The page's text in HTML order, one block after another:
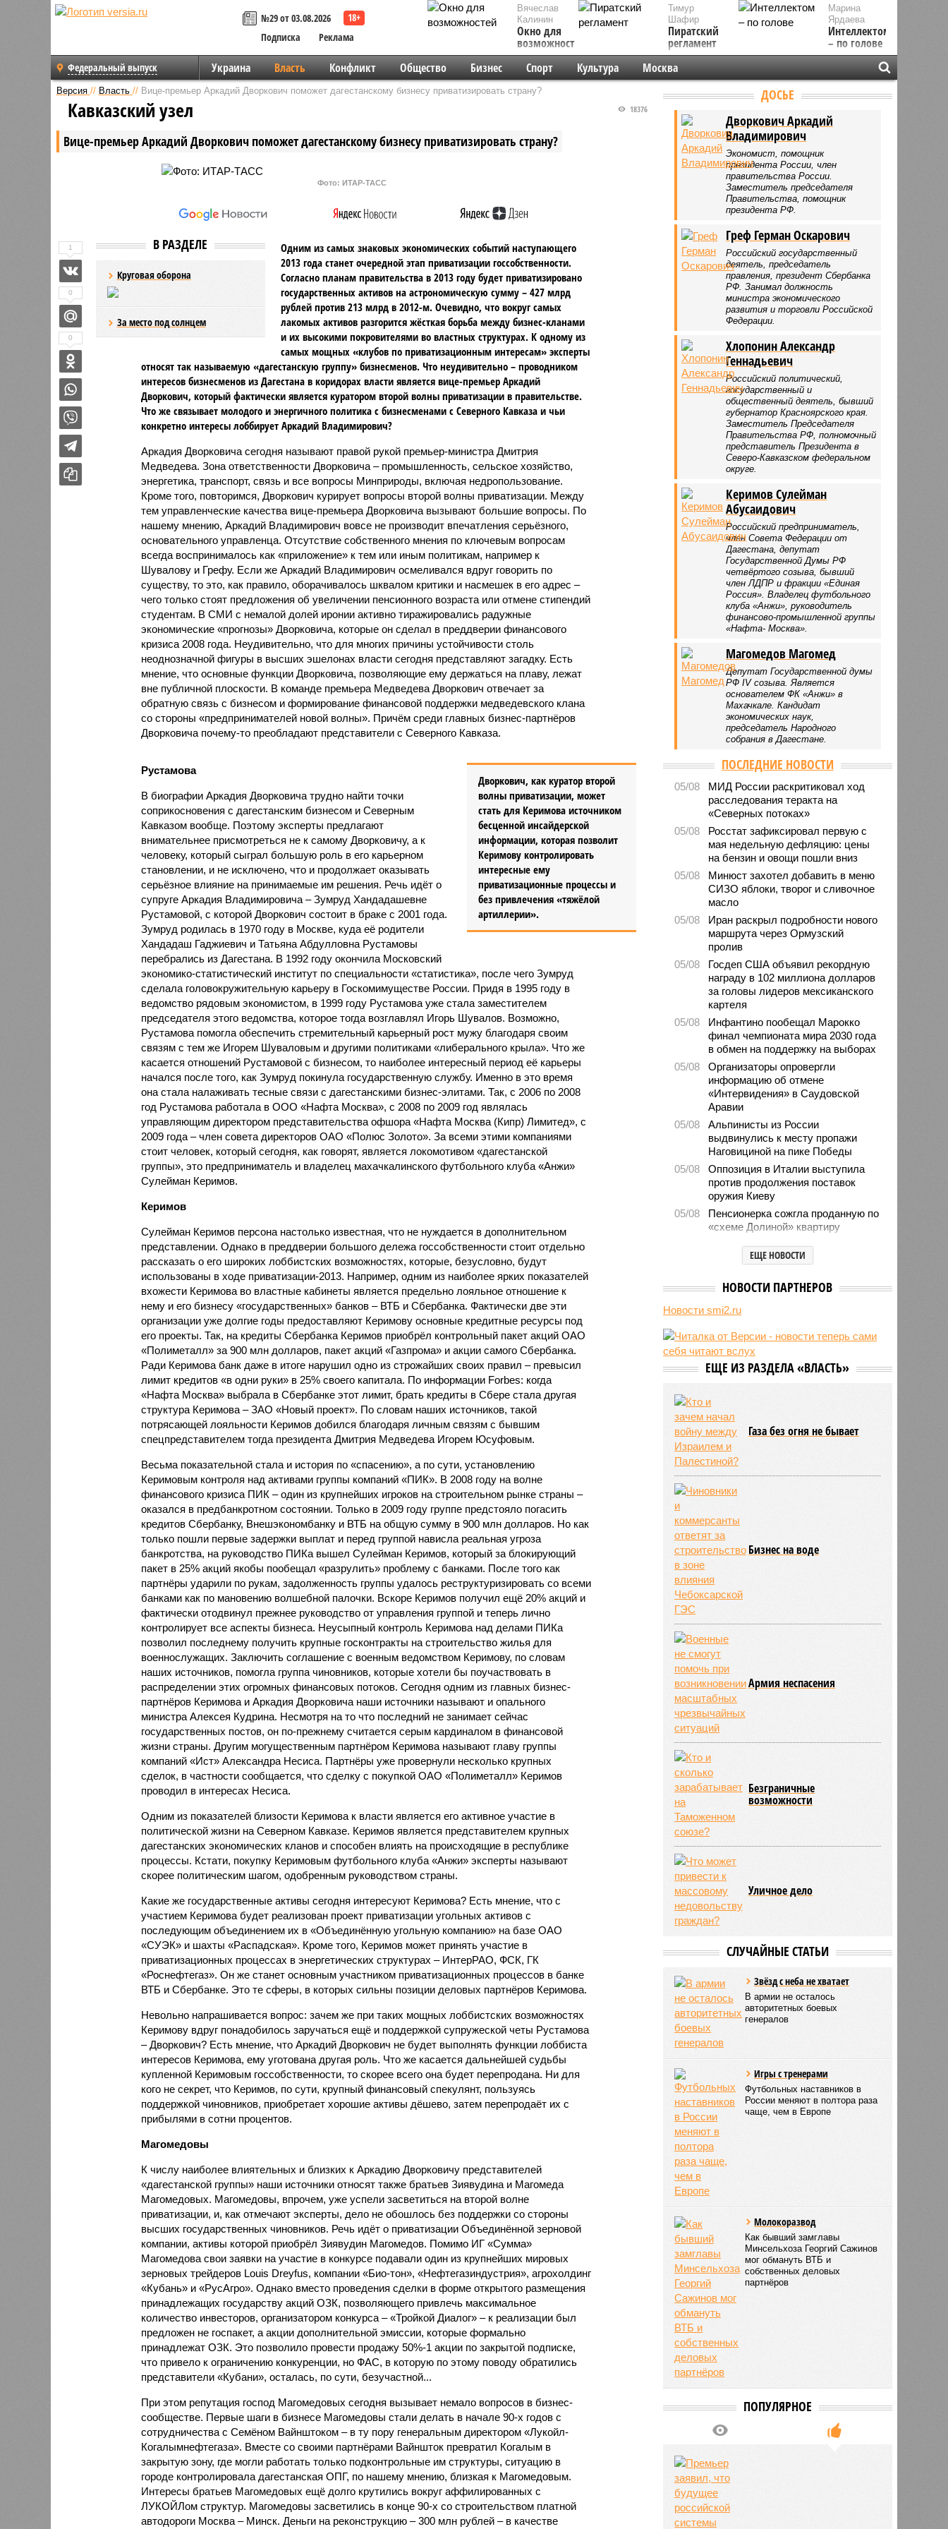
№29 от 03.08.2026
Подписка
Реклама
Вячеслав
Калинин
Окно для
возможностей
Марина
Ярдаева
Интеллектом
– по голове
Тимур
Шафир
Пиратский
регламент
Федеральный выпуск Украина Власть Конфликт Общество Бизнес Спорт Культура Москва
Версия // Власть // Вице-премьер Аркадий Дворкович поможет дагестанскому бизнесу приватизировать страну?
Вице-премьер Аркадий Дворкович поможет дагестанскому бизнесу приватизировать страну?
18376
Кавказский узел
Фото: ИТАР-ТАСС
В РАЗДЕЛЕ
Круговая оборона
За место под солнцем
Одним из самых знаковых экономических событий наступающего
2013 года станет очередной этап приватизации госсобственности.
Согласно планам правительства в 2013 году будет приватизировано
государственных активов на астрономическую сумму – 427 млрд
рублей против 213 млрд в 2012-м. Очевидно, что вокруг самых
лакомых активов разгорится жёсткая борьба между бизнес-кланами
и их высокими покровителями во властных структурах. К одному из
самых мощных «клубов по приватизационным интересам» эксперты
относят так называемую «дагестанскую группу» бизнесменов. Что неудивительно – проводником
интересов бизнесменов из Дагестана в коридорах власти является вице-премьер Аркадий
Дворкович, который фактически является куратором второй волны приватизации в правительстве.
Что же связывает молодого и энергичного политика с бизнесменами с Северного Кавказа и чьи
конкретно интересы лоббирует Аркадий Владимирович?
Аркадия Дворковича сегодня называют правой рукой премьер-министра Дмитрия
Медведева. Зона ответственности Дворковича – промышленность, сельское хозяйство,
энергетика, транспорт, связь и все вопросы Минприроды, включая недропользование.
Кроме того, повторимся, Дворкович курирует вопросы второй волны приватизации. Между
тем управленческие качества вице-премьера Дворковича вызывают большие вопросы. По
нашему мнению, Аркадий Владимирович вовсе не производит впечатления серьёзного,
основательного управленца. Отсутствие собственного мнения по ключевым вопросам
всегда воспринималось как «приложение» к тем или иным политикам, например к
Шувалову и Грефу. Если же Аркадий Владимирович осмеливался вдруг говорить по
существу, то это, как правило, оборачивалось шквалом критики и насмешек в его адрес –
чего только стоят предложения об увеличении пенсионного возраста или отмене стипендий
студентам. В СМИ с немалой долей иронии активно тиражировались радужные
экономические «прогнозы» Дворковича, которые он сделал в преддверии финансового
кризиса 2008 года. Неудивительно, что для многих причины устойчивости столь
неоднозначной фигуры в высших эшелонах власти сегодня представляют загадку. Есть
мнение, что основные функции Дворковича, позволяющие ему держаться на плаву, лежат
вне публичной плоскости. В команде премьера Медведева Дворкович отвечает за
обратную связь с бизнесом и формирование финансовой поддержки медведевского клана
со стороны «предпринимателей новой волны». Причём среди главных бизнес-партнёров
Дворковича почему-то преобладают представители с Северного Кавказа.
Дворкович, как куратор второй
волны приватизации, может
стать для Керимова источником
бесценной инсайдерской
информации, которая позволит
Керимову контролировать
интересные ему
приватизационные процессы и
без привлечения «тяжёлой
артиллерии».
Рустамова
В биографии Аркадия Дворковича трудно найти точки
соприкосновения с дагестанским бизнесом и Северным
Кавказом вообще. Поэтому эксперты предлагают
внимательнее присмотреться не к самому Дворковичу, а к
человеку, который сыграл большую роль в его карьерном
становлении, и не исключено, что и продолжает оказывать
серьёзное влияние на принимаемые им решения. Речь идёт о
супруге Аркадия Владимировича – Зумруд Хандадашевне
Рустамовой, с которой Дворкович состоит в браке с 2001 года.
Зумруд родилась в 1970 году в Москве, куда её родители
Хандадаш Гаджиевич и Татьяна Абдулловна Рустамовы
перебрались из Дагестана. В 1992 году окончила Московский
экономико-статистический институт по специальности «статистика», после чего Зумруд
сделала головокружительную карьеру в Госком­имуществе России. Придя в 1995 году в
ведомство рядовым экономистом, в 1999 году Рустамова уже стала заместителем
председателя этого ведомства, которое тогда возглавлял Игорь Шувалов. Возможно,
Рустамова помогла обеспечить стремительный карьерный рост мужу благодаря своим
связям с тем же Игорем Шуваловым и другими политиками «либерального крыла». Что же
касается отношений Рустамовой с бизнесом, то наиболее интересный период её карьеры
начался после того, как Зумруд покинула государственную службу. Именно в это время
она стала налаживать тесные связи с дагестанскими бизнес-элитами. Так, с 2006 по 2008
год Рустамова работала в ООО «Нафта Москва», с 2008 по 2009 год являлась
управляющим директором представительства офшора «Нафта Москва (Кипр) Лимитед», с
2009 года – член совета директоров ОАО «Полюс Золото». За всеми этими компаниями
стоит человек, который сегодня, как говорят, является локомотивом «дагестанской
группы», это предприниматель и владелец махачкалинского футбольного клуба «Анжи»
Сулейман Керимов.
Керимов
Сулейман Керимов персона настолько известная, что не нуждается в дополнительном
представлении. Однако в преддверии большого дележа госсобственности стоит отдельно
рассказать о его широких лоббистских возможностях, которые, безусловно, будут
использованы в ходе приватизации-2013. Например, одним из наиболее ярких показателей
вхожести Керимова во властные кабинеты является предельно лояльное отношение к
нему и его бизнесу «государственных» банков – ВТБ и Сбербанка. Фактически две эти
организации уже долгие годы предоставляют Керимову основные кредитные ресурсы под
его проекты. Так, на кредиты Сбербанка Керимов приобрёл контрольный пакет акций ОАО
«Полиметалл» за 900 млн долларов, пакет акций «Газпрома» и акции самого Сбербанка.
Ради Керимова банк даже в итоге нарушил одно из строжайших своих правил – превысил
лимит кредитов «в одни руки» в 25% своего капитала. По информации Forbes: когда
«Нафта Москва» выбрала в Сбербанке этот лимит, брать кредиты в Сбере стала другая
структура Керимова – ЗАО «Новый проект». По словам наших источников, такой
потрясающей лояльности Керимов добился благодаря личным связям с бывшим
спецпредставителем тогда президента Дмитрия Медведева Игорем Юсуфовым.
Весьма показательной стала и история по «спасению», а по сути, установлению
Керимовым контроля над активами группы компаний «ПИК». В 2008 году на волне
финансового кризиса ПИК – один из крупнейших игроков на строительном рынке страны –
оказался в предбанкротном состоянии. Только в 2009 году группе предстояло погасить
кредитов Сбербанку, Внешэкономбанку и ВТБ на общую сумму в 900 млн долларов. Но как
только пошли первые задержки выплат и перед группой нависла реальная угроза
банкротства, на руководство ПИКа вышел Сулейман Керимов, который за блокирующий
пакет в 25% акций якобы пообещал «разрулить» проблему с банками. После того как
партнёры ударили по рукам, задолженность группы удалось реструктуризировать со всеми
банками как по мановению волшебной палочки. Вскоре Керимов получил ещё 20% акций и
фактически отодвинул прежнее руководство от управления группой и теперь лично
контролирует все аспекты бизнеса. Неусыпный контроль Керимова над делами ПИКа
позволил последнему получить крупные госконтракты на строительство жилья для
военнослужащих. Заключить соглашение с военным ведомством Керимову, по словам
наших источников, помогла группа чиновников, которые хотели бы поучаствовать в
распределении этих огромных финансовых потоков. Сегодня одним из главных бизнес-
партнёров Керимова и Аркадия Дворковича наши источники называют и опального
министра Алексея Кудрина. Несмотря на то что последний не занимает сейчас
государственных постов, он по-прежнему считается серым кардиналом в финансовой
жизни страны. Другим могущественным партнёром Керимова называют главу группы
компаний «Ист» Александра Несиса. Партнёры уже провернули несколько крупных
сделок, в частности сообщается, что сделку с покупкой ОАО «Полиметалл» Керимов
проводил в интересах Несиса.
Одним из показателей близости Керимова к власти является его активное участие в
политической жизни на Северном Кавказе. Керимов является представителем крупных
дагестанских экономических кланов и способен влиять на происходящие в республике
процессы. Кстати, покупку Керимовым футбольного клуба «Анжи» эксперты называют
скорее политическим шагом, одобренным руководством страны.
Какие же государственные активы сегодня интересуют Керимова? Есть мнение, что с
участием Керимова будет реализован проект приватизации угольных активов с
последующим объединением их в «Объединённую угольную компанию» на базе ОАО
«СУЭК» и шахты «Распадская». Кроме того, Керимов может принять участие в
приватизационных процессах в энергетических структурах – ИнтерРАО, ФСК, ГК
«Роснефтегаз». Он же станет основным участником приватизационных процессов в банке
ВТБ и Сбербанке. Это те сферы, в которых сильны позиции деловых партнёров Керимова.
Невольно напрашивается вопрос: зачем же при таких мощных лоббистских возможностях
Керимову вдруг понадобилось заручаться ещё и поддержкой супружеской четы Рустамова
– Дворкович? Есть мнение, что Аркадий Дворкович не будет выполнять функции лоббиста
интересов Керимова, ему уготована другая роль. Что же касается дальнейшей судьбы
купленной Керимовым госсобственности, то скорее всего она будет перепродана. Ни для
кого не секрет, что Керимов, по сути, крупный финансовый спекулянт, пользуясь
поддержкой чиновников, приобретает хорошие активы дёшево, затем перепродаёт их с
прибылями в сотни процентов.
Магомедовы
К числу наиболее влиятельных и близких к Аркадию Дворковичу представителей
«дагестанской группы» наши источники относят также братьев Зиявудина и Магомеда
Магомедовых. Магомедовы, впрочем, уже успели засветиться на второй волне
приватизации, и, как отмечают эксперты, дело не обошлось без поддержки со стороны
высших государственных чиновников. Речь идёт о приватизации Объединённой зерновой
компании, активы которой приобрёл Зиявудин Магомедов. Помимо ИГ «Сумма»
Магомедова свои заявки на участие в конкурсе подавали один из крупнейших мировых
зерновых трейдеров Louis Dreyfus, компании «Био-тон», «Нефтегазиндустрия», агрохолдинг
«Кубань» и «РусАгро». Однако вместо проведения сделки в форме открытого размещения
принадлежащих государству акций ОЗК, позволяющего привлечь максимальное
количество инвесторов, организатором конкурса – «Тройкой Диалог» – к реализации был
предложен не госпакет, а акции дополнительной эмиссии, которые формально
принадлежат ОЗК. Это позволило провести продажу 50%-1 акции по закрытой подписке,
что привело к ограничению конкуренции, но ФАС, в которую по этому поводу обратились
представители «Кубани», осталась, по сути, безучастной...
При этом репутация господ Магомедовых сегодня вызывает немало вопросов в бизнес-
сообществе. Первые шаги в бизнесе Магомедовы стали делать в начале 90-х годов с
сотрудничества с Семёном Вайнштоком – в ту пору генеральным директором «Лукойл-
Когалымнефтегаза». Вместе со своими партнёрами Вайншток превратил Когалым в
закрытую зону, где могли работать только подконтрольные им структуры, ситуацию в
городе контролировала дагестанская ОПГ, по нашему мнению, близкая к Магомедовым.
Интересы братьев Магомедовых ещё долго крутились вокруг аффилированных с
ЛУКОЙЛом структур. Магомедовы засветились в конце 90-х со строительством платной
автодороги Москва – Минск. Деньги на реконструкцию – 300 млн рублей – в качестве
1
0
0
ДОСЬЕ
Дворкович Аркадий
Владимирович
Экономист, помощник
президента России, член
правительства России.
Заместитель председателя
Правительства, помощник
президента РФ.
Греф Герман Оскарович
Российский государственный
деятель, председатель
правления, президент Сбербанка
РФ. Занимал должность
министра экономического
развития и торговли Российской
Федерации.
Хлопонин Александр
Геннадьевич
Российский политический,
государственный и
общественный деятель, бывший
губернатор Красноярского края.
Заместитель Председателя
Правительства РФ, полномочный
представитель Президента в
Северо-Кавказском федеральном
округе.
Керимов Сулейман
Абусаидович
Российский предприниматель,
член Совета Федерации от
Дагестана, депутат
Государственной Думы РФ
четвёртого созыва, бывший
член ЛДПР и фракции «Единая
Россия». Владелец футбольного
клуба «Анжи», руководитель
финансово-промышленной группы
«Нафта- Москва».
Магомедов Магомед
Депутат Государственной думы
РФ IV созыва. Является
основателем ФК «Анжи» в
Махачкале. Кандидат
экономических наук,
председатель Народного
собрания в Дагестане.
ПОСЛЕДНИЕ НОВОСТИ
05/08
МИД России раскритиковал ход
расследования теракта на
«Северных потоках»
05/08
Росстат зафиксировал первую с
мая недельную дефляцию: цены
на бензин и овощи пошли вниз
05/08
Минюст захотел добавить в меню
СИЗО яблоки, творог и сливочное
масло
05/08
Иран раскрыл подробности нового
маршрута через Ормузский
пролив
05/08
Госдеп США объявил рекордную
награду в 102 миллиона долларов
за головы лидеров мексиканского
картеля
05/08
Инфантино пообещал Марокко
финал чемпионата мира 2030 года
в обмен на поддержку на выборах
05/08
Организаторы опровергли
информацию об отмене
«Интервидения» в Саудовской
Аравии
05/08
Альпинисты из России
выдвинулись к месту пропажи
Наговициной на пике Победы
05/08
Оппозиция в Италии выступила
против продолжения поставок
оружия Киеву
05/08
Пенсионерка сожгла проданную по
«схеме Долиной» квартиру
Microsoft обвинила российских
хакеров в глобальной охоте за
отелях
Тюмени обнаружено превышение
05/08
ТЦК заработали 3 миллиарда
долларов на «мёртвых душах»
В Испании потребовали исключить
чемпионата мира 2030 года из-за
миграционного кризиса
05/08
Сотрудница полиции помогла
сыну обстрелять конкурирующую
банду
ЕЩЕ НОВОСТИ
НОВОСТИ ПАРТНЕРОВ
Новости smi2.ru
ЕЩЕ ИЗ РАЗДЕЛА «ВЛАСТЬ»
Газа без огня не бывает
Бизнес на воде
Армия неспасения
Безграничные
возможности
Уличное дело
СЛУЧАЙНЫЕ СТАТЬИ
Звёзд с неба не хватает
В армии не осталось
авторитетных боевых
генералов
Игры с тренерами
Футбольных наставников в
России меняют в полтора раза
чаще, чем в Европе
Молокоразвод
Как бывший замглавы
Минсельхоза Георгий Сажинов
мог обмануть ВТБ и
собственных деловых
партнёров
ПОПУЛЯРНОЕ